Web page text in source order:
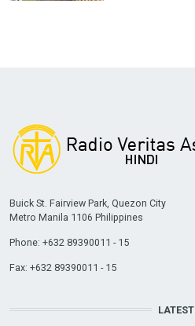
Buick St. Fairview Park, Quezon City
Metro Manila 1106 Philippines
Phone: +632 89390011 - 15
Fax: +632 89390011 - 15
LATEST